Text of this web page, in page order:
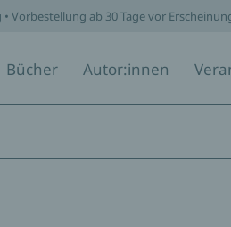
Vorbestellung ab 30 Tage vor
Bücher Autor:innen